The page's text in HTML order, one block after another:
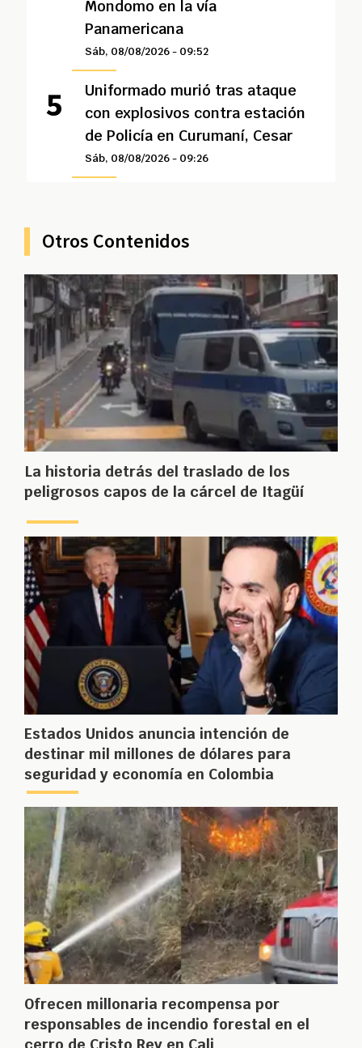
Mondomo en la vía
Panamericana
Sáb, 08/08/2026 - 09:52
Uniformado murió tras ataque
con explosivos contra estación
de Policía en Curumaní, Cesar
Sáb, 08/08/2026 - 09:26
Otros Contenidos
La historia detrás del traslado de los
peligrosos capos de la cárcel de Itagüí
Estados Unidos anuncia intención de
destinar mil millones de dólares para
seguridad y economía en Colombia
Ofrecen millonaria recompensa por
responsables de incendio forestal en el
cerro de Cristo Rey en Cali